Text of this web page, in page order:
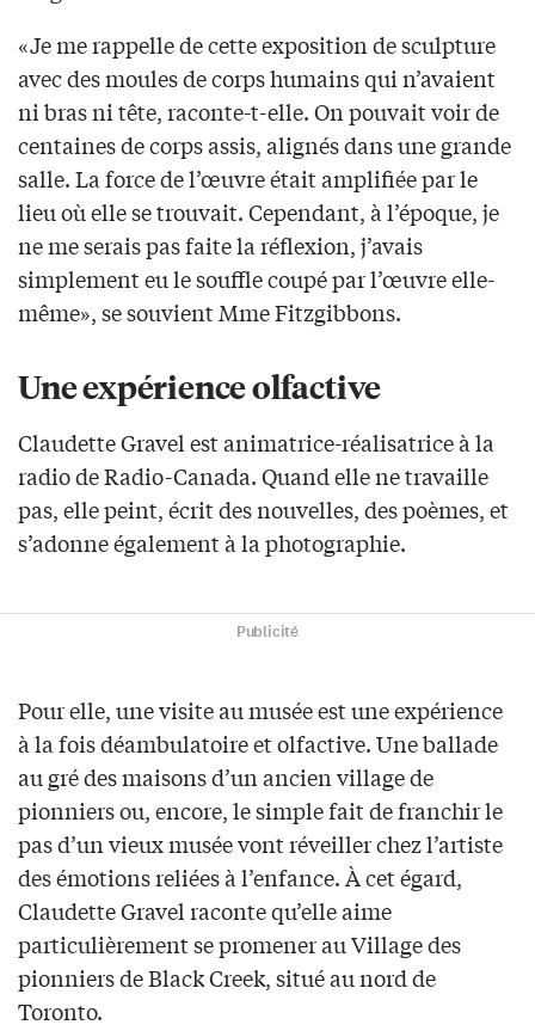
«Je me rappelle de cette exposition de sculpture
avec des moules de corps humains qui n’avaient
ni bras ni tête, raconte-t-elle. On pouvait voir de
centaines de corps assis, alignés dans une grande
salle. La force de l’œuvre était amplifiée par le
lieu où elle se trouvait. Cependant, à l’époque, je
ne me serais pas faite la réflexion, j’avais
simplement eu le souffle coupé par l’œuvre elle-
même», se souvient Mme Fitzgibbons.
Une expérience olfactive
Claudette Gravel est animatrice-réalisatrice à la
radio de Radio-Canada. Quand elle ne travaille
pas, elle peint, écrit des nouvelles, des poèmes, et
s’adonne également à la photographie.
Publicité
Pour elle, une visite au musée est une expérience
à la fois déambulatoire et olfactive. Une ballade
au gré des maisons d’un ancien village de
pionniers ou, encore, le simple fait de franchir le
pas d’un vieux musée vont réveiller chez l’artiste
des émotions reliées à l’enfance. À cet égard,
Claudette Gravel raconte qu’elle aime
particulièrement se promener au Village des
pionniers de Black Creek, situé au nord de
Toronto.